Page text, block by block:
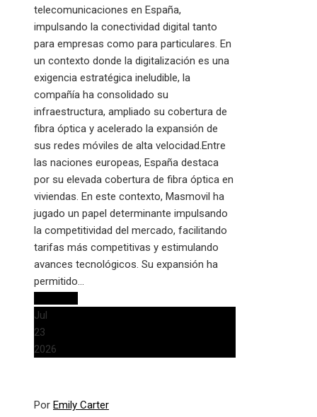
telecomunicaciones en España,
impulsando la conectividad digital tanto
para empresas como para particulares. En
un contexto donde la digitalización es una
exigencia estratégica ineludible, la
compañía ha consolidado su
infraestructura, ampliado su cobertura de
fibra óptica y acelerado la expansión de
sus redes móviles de alta velocidad.Entre
las naciones europeas, España destaca
por su elevada cobertura de fibra óptica en
viviendas. En este contexto, Masmovil ha
jugado un papel determinante impulsando
la competitividad del mercado, facilitando
tarifas más competitivas y estimulando
avances tecnológicos. Su expansión ha
permitido…
Jul
23
2026
Por Emily Carter